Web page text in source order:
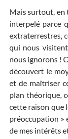
Mais surtout, en
interpelé parce
extraterrestres,
qui nous
nous ignorons !
découvert le
et de maîtriser
plan théorique,
cette raison que
préoccupation »
de mes intérêts